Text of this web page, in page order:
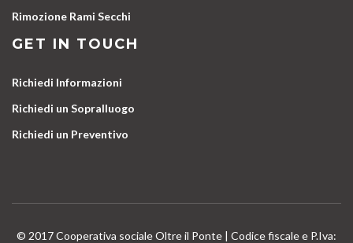
Rimozione Rami Secchi
GET IN TOUCH
Richiedi Informazioni
Richiedi un Sopralluogo
Richiedi un Preventivo
© 2017 Cooperativa sociale Oltre il Ponte | Codice fiscale e P.Iva: